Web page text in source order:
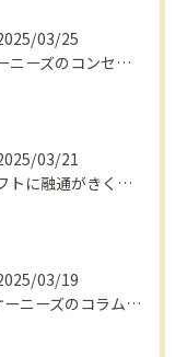
03/25
ケーニーズのコンセプトをご紹介！
03/21
シフトに融通がきくから
03/19
\ ケーニーズのコラム📚/